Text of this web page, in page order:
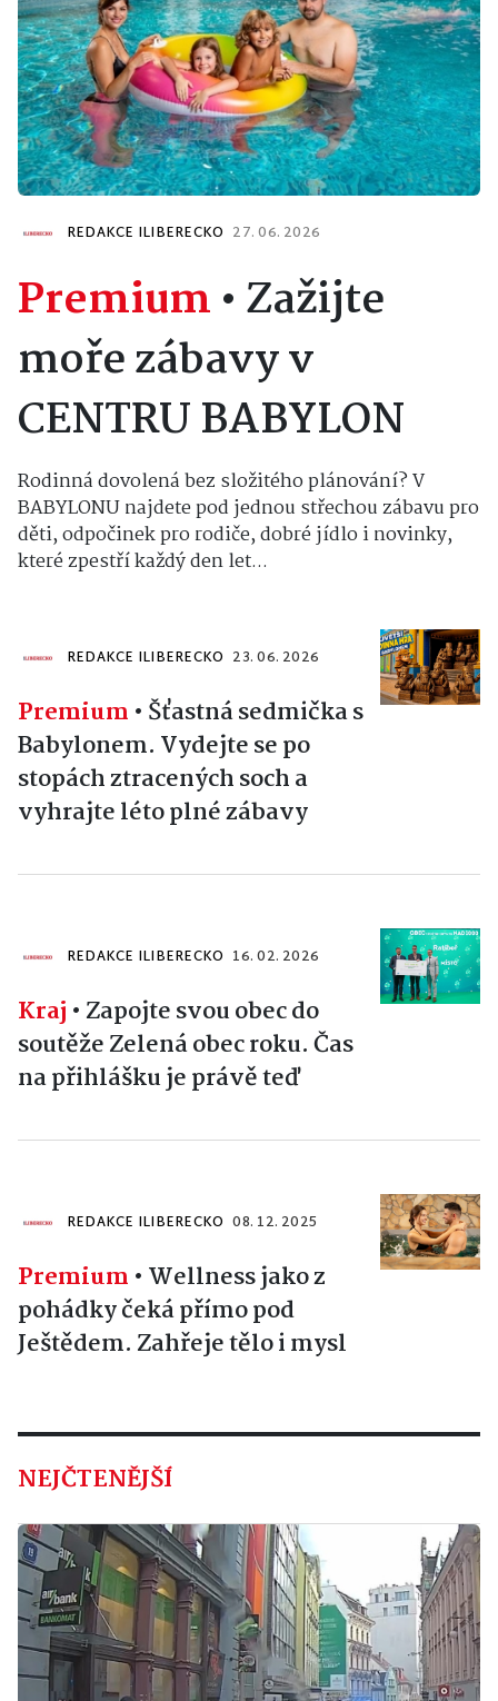
REDAKCE ILIBERECKO 27. 06. 2026
Premium•Zažijte
moře zábavy v
CENTRU BABYLON
Rodinná dovolená bez složitého plánování? V
BABYLONU najdete pod jednou střechou zábavu pro
děti, odpočinek pro rodiče, dobré jídlo i novinky,
které zpestří každý den let...
REDAKCE ILIBERECKO 23. 06. 2026
Premium • Šťastná sedmička s
Babylonem. Vydejte se po
stopách ztracených soch a
vyhrajte léto plné zábavy
REDAKCE ILIBERECKO 16. 02. 2026
Kraj • Zapojte svou obec do
soutěže Zelená obec roku. Čas
na přihlášku je právě teď
REDAKCE ILIBERECKO 08. 12. 2025
Premium • Wellness jako z
pohádky čeká přímo pod
Ještědem. Zahřeje tělo i mysl
NEJČTENĚJŠÍ